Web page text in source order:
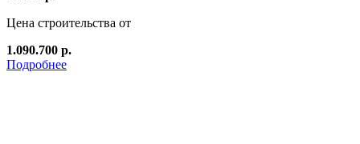
Цена строительства от
1.090.700 р.
Подробнее